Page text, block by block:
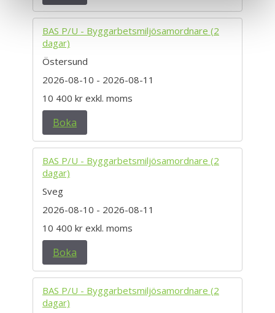
BAS P/U - Byggarbetsmiljösamordnare (2
dagar)
Östersund
2026-08-10 - 2026-08-11
10 400 kr exkl. moms
Boka
BAS P/U - Byggarbetsmiljösamordnare (2
dagar)
Sveg
2026-08-10 - 2026-08-11
10 400 kr exkl. moms
Boka
BAS P/U - Byggarbetsmiljösamordnare (2
dagar)